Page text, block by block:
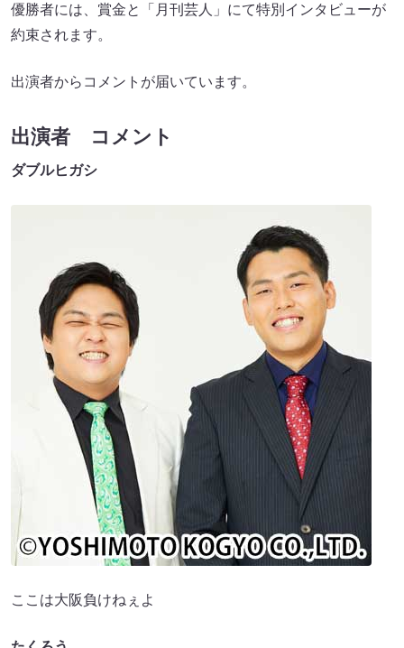
優勝者には、賞金と「月刊芸人」にて特別インタビューが
約束されます。
出演者からコメントが届いています。
出演者 コメント
ダブルヒガシ
ここは大阪負けねぇよ